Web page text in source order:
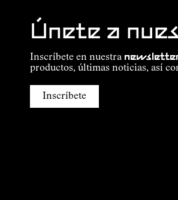
Únete a
Inscríbete en nuestra
productos, últimas noticias, así
Inscríbete